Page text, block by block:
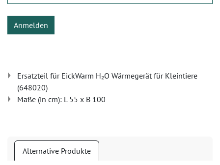
Anmelden
Ersatzteil für EickWarm H₂O Wärmegerät für Kleintiere
(648020)
Maße (in cm): L 55 x B 100
Alternative Produkte